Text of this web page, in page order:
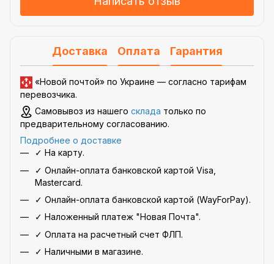
Доставка Оплата Гарантия
«Новой почтой» по Украине — согласно тарифам
перевозчика.
Самовывоз из нашего склада только по
предварительному согласованию.
Подробнее о доставке
✓ На карту.
✓ Онлайн-оплата банковской картой Visa,
Mastercard.
✓ Онлайн-оплата банковской картой (WayForPay).
✓ Наложенный платеж "Новая Почта".
✓ Оплата на расчетный счет ФЛП.
✓ Наличными в магазине.